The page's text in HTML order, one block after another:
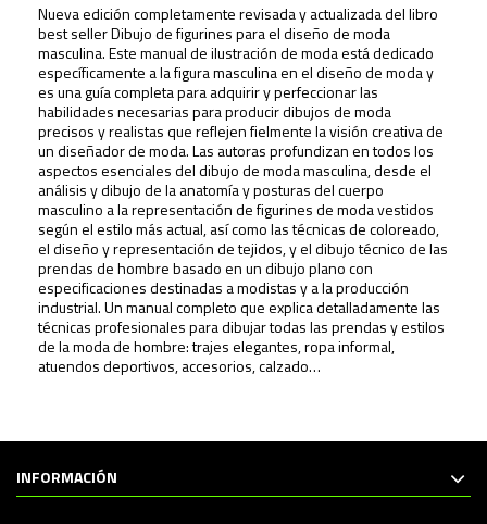
Nueva edición completamente revisada y actualizada del libro
best sellerDibujo de figurines para el diseño de moda
masculina. Este manual de ilustración de moda está dedicado
específicamente a la figura masculina en el diseño de moda y
es una guía completa para adquirir y perfeccionar las
habilidades necesarias para producir dibujos de moda
precisos y realistas que reflejen fielmente la visión creativa de
un diseñador de moda. Las autoras profundizan en todos los
aspectos esenciales del dibujo de moda masculina, desde el
análisis y dibujo de la anatomía y posturas del cuerpo
masculino a la representación de figurines de moda vestidos
según el estilo más actual, así como las técnicas de coloreado,
el diseño y representación de tejidos, y el dibujo técnico de las
prendas de hombre basado en un dibujo plano con
especificaciones destinadas a modistas y a la producción
industrial. Un manual completo que explica detalladamente las
técnicas profesionales para dibujar todas las prendas y estilos
de la moda de hombre: trajes elegantes, ropa informal,
atuendos deportivos, accesorios, calzado…
INFORMACIÓN